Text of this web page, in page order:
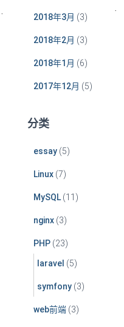
2018年3月 (3)
2018年2月 (3)
2018年1月 (6)
2017年12月 (5)
分类
essay (5)
Linux (7)
MySQL(11)
nginx (3)
PHP (23)
laravel (5)
symfony (3)
web前端 (3)